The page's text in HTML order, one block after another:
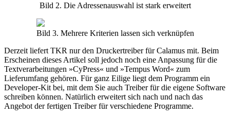
Bild 2. Die Adressenauswahl ist stark erweitert
Bild 3. Mehrere Kriterien lassen sich verknüpfen
Derzeit liefert TKR nur den Druckertreiber für Calamus mit. Beim
Erscheinen dieses Artikel soll jedoch noch eine Anpassung für die
Textverarbeitungen »CyPress« und »Tempus Word« zum
Lieferumfang gehören. Für ganz Eilige liegt dem Programm ein
Developer-Kit bei, mit dem Sie auch Treiber für die eigene Software
schreiben können. Natürlich erweitert sich nach und nach das
Angebot der fertigen Treiber für verschiedene Programme.